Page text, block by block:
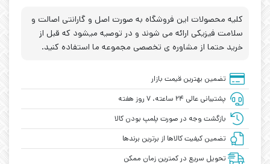
کلیه محصولات این فروشگاه به صورت اصل و گارانتی اصالت و
سلامت فیزیکی ارائه می شوند و در توصیه میشود که قبل از
خرید حتما از مشاوره ی تخصصی مجموعه ما استفاده کنید.
تضمین بهترین قیمت بازار
پشتیبانی عالی ۲۴ ساعته، ۷ روز هفته
بازگشت وجه در صورت پلمپ بودن کالا
تضمین کیفیت کالاها از برترین برندها
تحویل سریع در کمترین زمان ممکن